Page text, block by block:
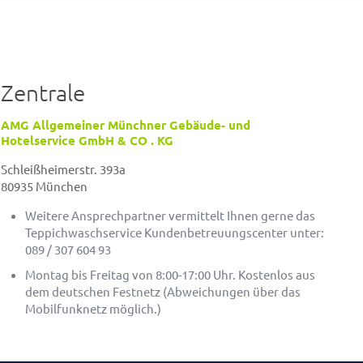
Zentrale
AMG Allgemeiner Münchner Gebäude- und
Hotelservice GmbH & CO . KG
Schleißheimerstr. 393a
80935 München
Weitere Ansprechpartner vermittelt Ihnen gerne das
Teppichwaschservice Kundenbetreuungscenter unter:
089 / 307 604 93
Montag bis Freitag von 8:00-17:00 Uhr. Kostenlos aus
dem deutschen Festnetz (Abweichungen über das
Mobilfunknetz möglich.)